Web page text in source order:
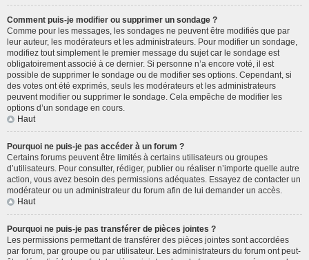
Comment puis-je modifier ou supprimer un sondage ?
Comme pour les messages, les sondages ne peuvent être modifiés que par
leur auteur, les modérateurs et les administrateurs. Pour modifier un sondage,
modifiez tout simplement le premier message du sujet car le sondage est
obligatoirement associé à ce dernier. Si personne n’a encore voté, il est
possible de supprimer le sondage ou de modifier ses options. Cependant, si
des votes ont été exprimés, seuls les modérateurs et les administrateurs
peuvent modifier ou supprimer le sondage. Cela empêche de modifier les
options d’un sondage en cours.
Haut
Pourquoi ne puis-je pas accéder à un forum ?
Certains forums peuvent être limités à certains utilisateurs ou groupes
d’utilisateurs. Pour consulter, rédiger, publier ou réaliser n’importe quelle autre
action, vous avez besoin des permissions adéquates. Essayez de contacter un
modérateur ou un administrateur du forum afin de lui demander un accès.
Haut
Pourquoi ne puis-je pas transférer de pièces jointes ?
Les permissions permettant de transférer des pièces jointes sont accordées
par forum, par groupe ou par utilisateur. Les administrateurs du forum ont peut-